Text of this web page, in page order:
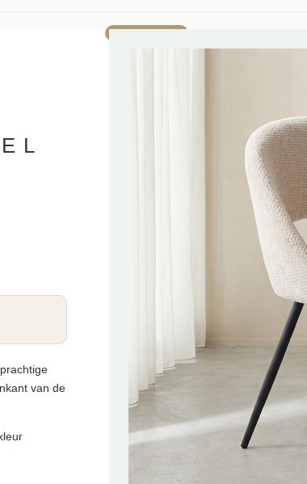
van de